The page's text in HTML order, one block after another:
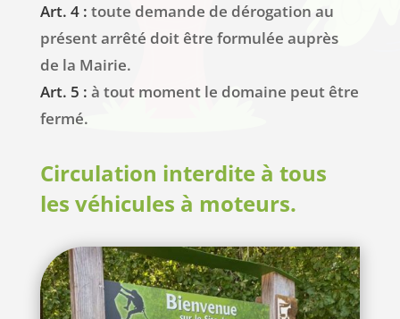
Art. 4 : toute demande de dérogation au
présent arrêté doit être formulée auprès
de la Mairie.
Art. 5 : à tout moment le domaine peut être
fermé.
Circulation interdite à tous
les véhicules à moteurs.